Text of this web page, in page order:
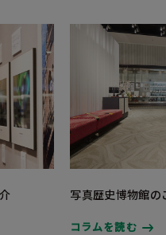
写真歴史博物館の
コラムを読む